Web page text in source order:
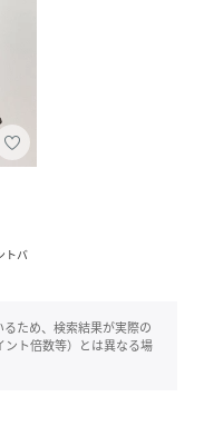
トバ
ため、検索結果が実際の
ント倍数等）とは異なる場